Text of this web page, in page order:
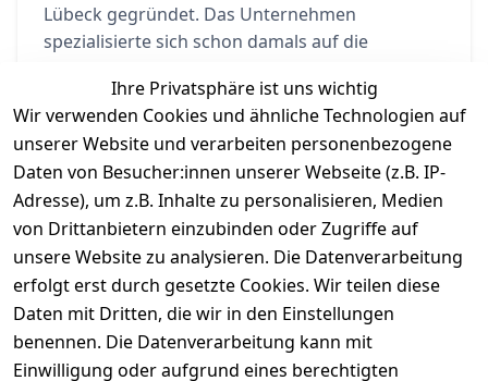
Lübeck gegründet. Das Unternehmen
spezialisierte sich schon damals auf die
„Lübecker Edel Marzipan“. Im Laufe des 20.
Jahrhunderts perfektionierte CARSTENS die
industrielle Marzipanherstellung.
Ihre Privatsphäre ist uns wichtig
Wir verwenden Cookies und ähnliche Technologien auf
unserer Website und verarbeiten personenbezogene
Daten von Besucher:innen unserer Webseite (z.B. IP-
Adresse), um z.B. Inhalte zu personalisieren, Medien
von Drittanbietern einzubinden oder Zugriffe auf
unsere Website zu analysieren. Die Datenverarbeitung
erfolgt erst durch gesetzte Cookies. Wir teilen diese
Daten mit Dritten, die wir in den Einstellungen
benennen. Die Datenverarbeitung kann mit
Einwilligung oder aufgrund eines berechtigten
Informationen